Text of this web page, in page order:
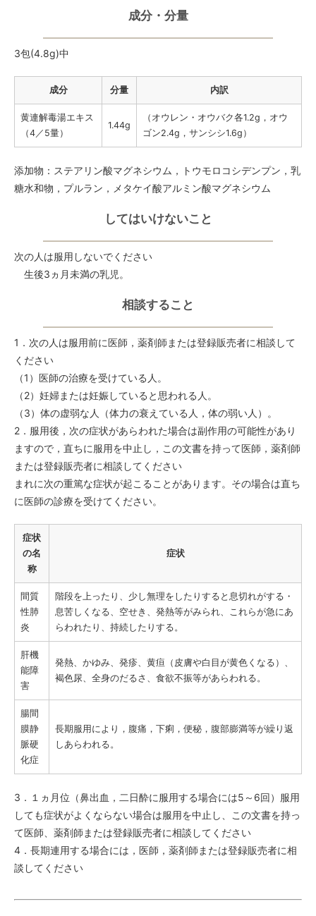
成分・分量
3包(4.8g)中
成分 分量 内訳
黄連解毒湯エキス
（4／5量）
1.44g
（オウレン・オウバク各1.2g，オウ
ゴン2.4g，サンシシ1.6g）
添加物：ステアリン酸マグネシウム，トウモロコシデンプン，乳
糖水和物，プルラン，メタケイ酸アルミン酸マグネシウム
してはいけないこと
次の人は服用しないでください
生後3ヵ月未満の乳児。
相談すること
1．次の人は服用前に医師，薬剤師または登録販売者に相談して
ください
（1）医師の治療を受けている人。
（2）妊婦または妊娠していると思われる人。
（3）体の虚弱な人（体力の衰えている人，体の弱い人）。
2．服用後，次の症状があらわれた場合は副作用の可能性があり
ますので，直ちに服用を中止し，この文書を持って医師，薬剤師
または登録販売者に相談してください
まれに次の重篤な症状が起こることがあります。その場合は直ち
に医師の診療を受けてください。
症状
の名
称
症状
間質
性肺
炎
階段を上ったり、少し無理をしたりすると息切れがする・
息苦しくなる、空せき、発熱等がみられ、これらが急にあ
らわれたり、持続したりする。
肝機
能障
害
発熱、かゆみ、発疹、黄疸（皮膚や白目が黄色くなる）、
褐色尿、全身のだるさ、食欲不振等があらわれる。
腸間
膜静
脈硬
化症
長期服用により，腹痛，下痢，便秘，腹部膨満等が繰り返
しあらわれる。
3．１ヵ月位（鼻出血，二日酔に服用する場合には5～6回）服用
しても症状がよくならない場合は服用を中止し、この文書を持っ
て医師、薬剤師または登録販売者に相談してください
4．長期連用する場合には，医師，薬剤師または登録販売者に相
談してください